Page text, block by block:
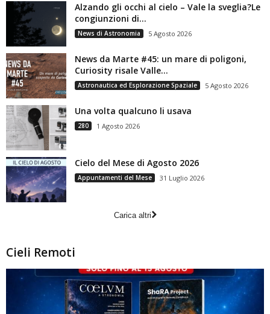
Alzando gli occhi al cielo – Vale la sveglia?Le
congiunzioni di...
News di Astronomia 5 Agosto 2026
News da Marte #45: un mare di poligoni,
Curiosity risale Valle...
Astronautica ed Esplorazione Spaziale 5 Agosto 2026
Una volta qualcuno li usava
280 1 Agosto 2026
Cielo del Mese di Agosto 2026
Appuntamenti del Mese 31 Luglio 2026
Carica altri
Cieli Remoti